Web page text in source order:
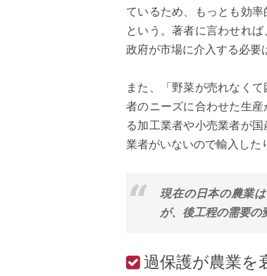
ているため、もっとも効
という。著者に言わせれ
政府が市場に介入する必要
また、「野菜が売れなく
者のニーズに合わせた生
る加工業者や小売業者が
業者がいないので輸入した
現在の日本の農業
が、後工程の需要の
過保護が農業を